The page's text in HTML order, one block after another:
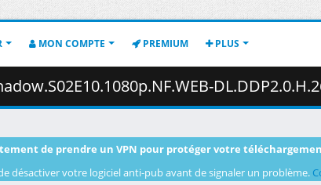
MON COMPTE PREMIUM PLUS
DL.DDP2.0.H.264-
de prendre un VPN pour protéger votre
désactiver votre logiciel anti-pub avant de signaler un problème.